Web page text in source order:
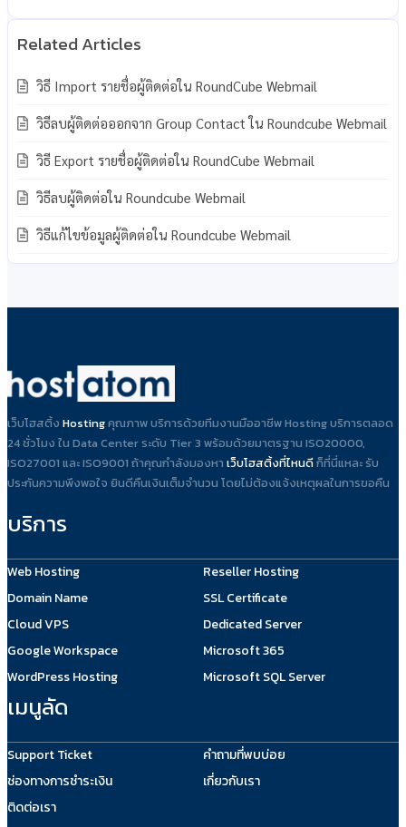
วิธี Import รายชื่อผู้ติดต่อใน RoundCube Webmail
วิธีลบผู้ติดต่อออกจาก Group Contact ใน Roundcube Webmail
วิธี Export รายชื่อผู้ติดต่อใน RoundCube Webmail
วิธีลบผู้ติดต่อใน Roundcube Webmail
วิธีแก้ไขข้อมูลผู้ติดต่อใน Roundcube Webmail
เว็บโฮสติ้ง Hostingคุณภาพ บริการด้วยทีมงานมืออาชีพ Hosting บริการตลอด
24 ชั่วโมง ใน Data Center ระดับ Tier 3 พร้อมด้วยมาตรฐาน ISO20000,
ISO27001 และ ISO9001 ถ้าคุณกำลังมองหา เว็บโฮสติ้งที่ไหนดีก็ที่นี่แหละ รับ
ประกันความพึงพอใจ ยินดีคืนเงินเต็มจำนวน โดยไม่ต้องแจ้งเหตุผลในการขอคืน
บริการ
Web Hosting
Domain Name
Cloud VPS
Google Workspace
WordPress Hosting
Reseller Hosting
SSL Certificate
Dedicated Server
Microsoft 365
Microsoft SQL Server
เมนูลัด
Support Ticket
ช่องทางการชำระเงิน
ติดต่อเรา
คำถามที่พบบ่อย
เกี่ยวกับเรา